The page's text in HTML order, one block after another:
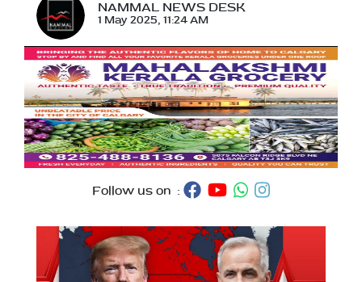
NAMMAL NEWS DESK
1 May 2025, 11:24 AM
Follow us on :